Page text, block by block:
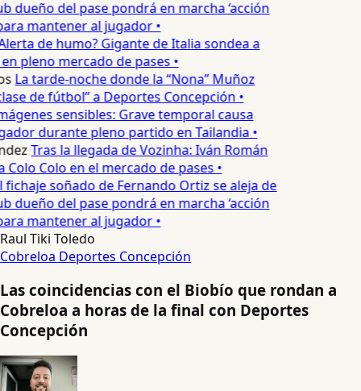
dueño del pase pondrá en marcha ‘acción
mantener al jugador •
de humo? Gigante de Italia sondea a
pleno mercado de pases •
La tarde-noche donde la “Nona” Muñoz
de fútbol” a Deportes Concepción •
sensibles: Grave temporal causa
durante pleno partido en Tailandia •
Tras la llegada de Vozinha: Iván Román
Colo en el mercado de pases •
fichaje soñado de Fernando Ortiz se aleja de
dueño del pase pondrá en marcha ‘acción
mantener al jugador •
Raul Tiki Toledo
Cobreloa Deportes Concepción
Las coincidencias con el Biobío que rondan a
Cobreloa a horas de la final con Deportes
Concepción